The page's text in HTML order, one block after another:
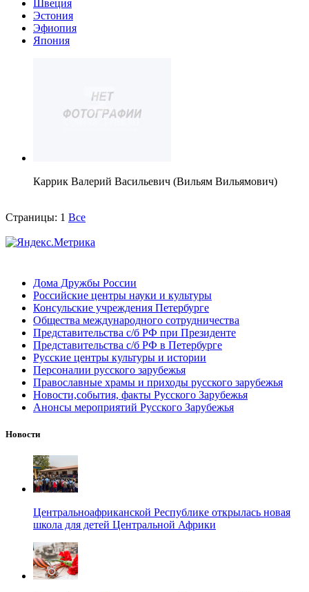
Швеция
Эстония
Эфиопия
Япония
Каррик Валерий Васильевич (Вильям Вильямович)
Страницы: 1 Все
Дома Дружбы России
Российские центры науки и культуры
Консульские учреждения Петербурге
Общества международного сотрудничества
Представительства с/б РФ при Президенте
Представительства с/б РФ в Петербурге
Русские центры культуры и истории
Персоналии русского зарубежья
Православные храмы и приходы русского зарубежья
Новости,события, факты Русского Зарубежья
Анонсы мероприятий Русского Зарубежья
Новости
Центральноафриканской Республике открылась новая
школа для детей Центральной Африки